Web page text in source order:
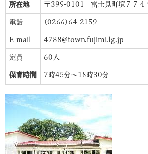
所在地 〒399-0101 富士見町境７７４
電話 (0266)64-2159
E-mail 4788@town.fujimi.lg.jp
定員 60人
保育時間 7時45分～18時30分